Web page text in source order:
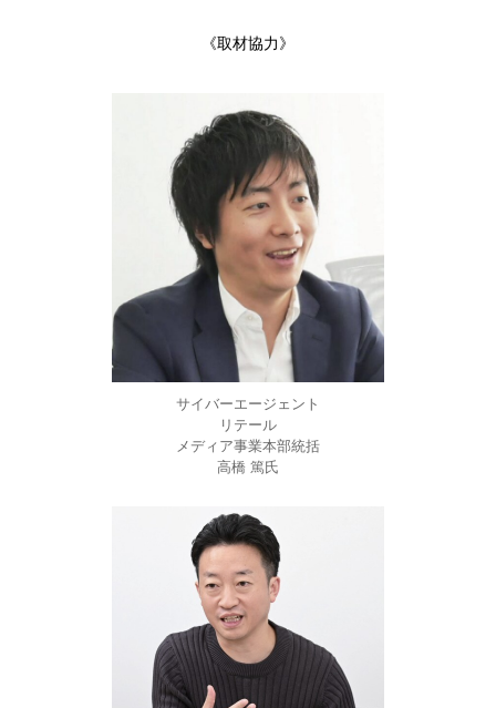
《取材協力》
サイバーエージェント
リテール
メディア事業本部統括
高橋 篤氏